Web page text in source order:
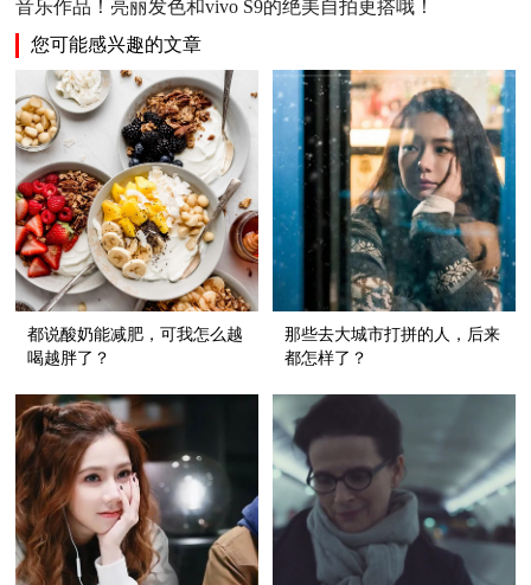
音乐作品！亮丽发色和vivo S9的绝美自拍更搭哦！
您可能感兴趣的文章
都说酸奶能减肥，可我怎么越
喝越胖了？
那些去大城市打拼的人，后来
都怎样了？